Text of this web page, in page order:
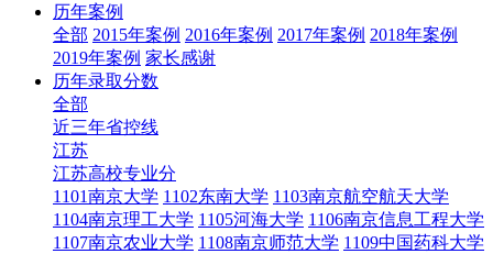
历年案例
全部 2015年案例 2016年案例 2017年案例 2018年案例
2019年案例 家长感谢
历年录取分数
全部
近三年省控线
江苏
江苏高校专业分
1101南京大学 1102东南大学 1103南京航空航天大学
1104南京理工大学 1105河海大学 1106南京信息工程大学
1107南京农业大学 1108南京师范大学 1109中国药科大学